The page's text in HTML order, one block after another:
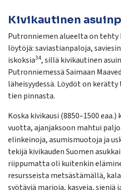
Kivikautinen
Putronniemen alueelta on
löytöjä: saviastianpaloja,
iskoksia34, sillä kivikautinen
Putronniemessä Saimaan
läheisyydessä. Löydöt on
tien pinnasta.
Koska kivikausi (8850–1500 eaa.)
vuotta, ajanjaksoon mahtui
elinkeinoja, asumismuotoja ja
tekijä kivikauden Suomen
riippumatta oli kuitenkin
resursseista metsästämällä,
syötäviä marjoja, kasveja, sieniä